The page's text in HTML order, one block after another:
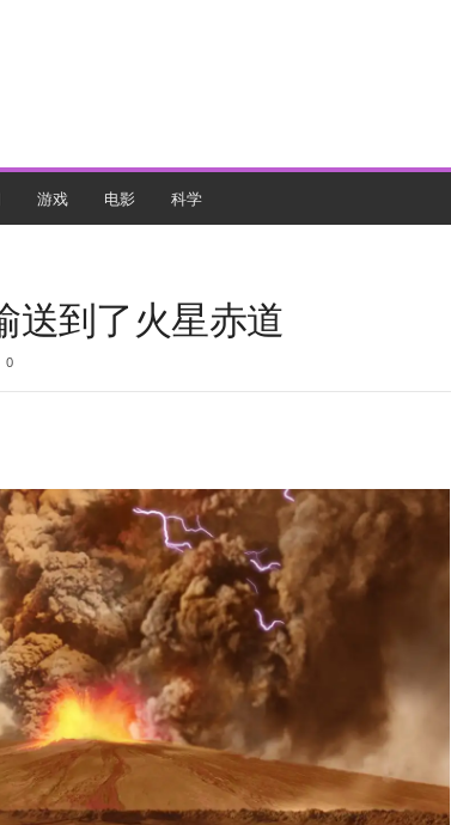
游戏 电影 科学
送到了火星赤道
0